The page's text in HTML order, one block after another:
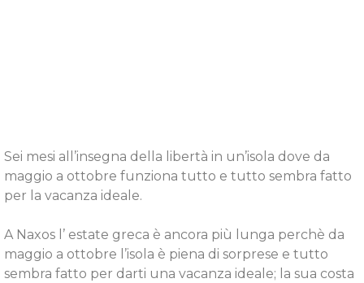
Sei mesi all’insegna della libertà in un’isola dove da
maggio a ottobre funziona tutto e tutto sembra fatto
per la vacanza ideale.
A Naxos l’ estate greca è ancora più lunga perchè da
maggio a ottobre l’isola è piena di sorprese e tutto
sembra fatto per darti una vacanza ideale; la sua costa